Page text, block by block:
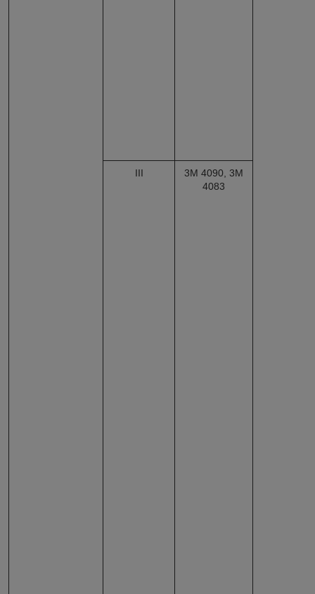
III
3М 4090, 3M
4083